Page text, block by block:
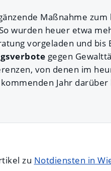
Maßnahme zum
wurden heuer etwa
vorgeladen und bis
gegen
von denen im
Jahr darüber
zu Notdiensten in